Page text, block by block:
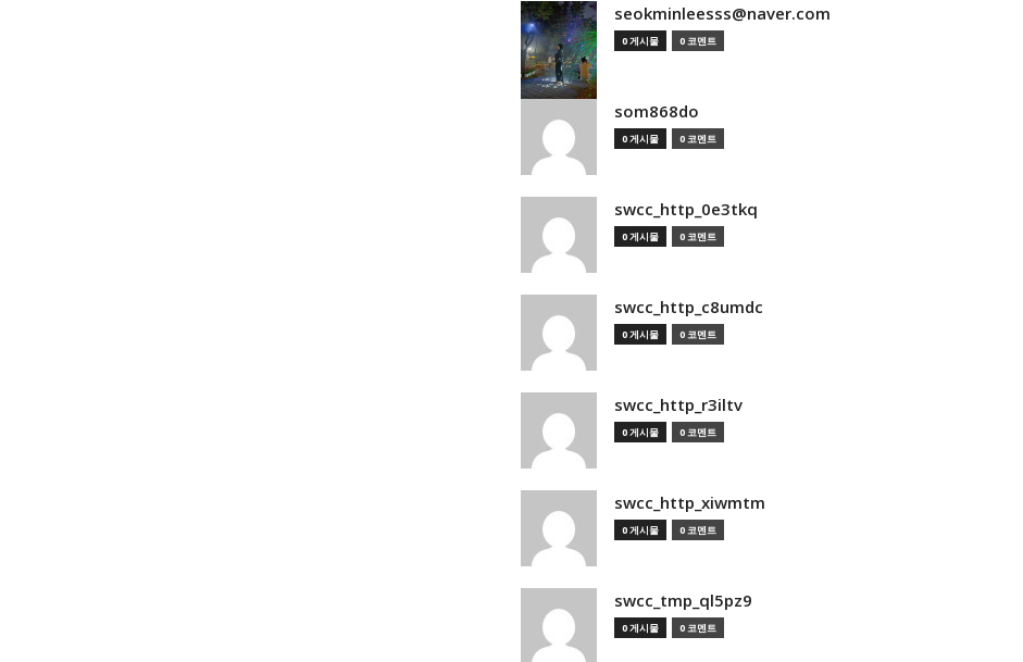
seokminleesss@naver.com
0 게시물 0 코멘트
som868do
0 게시물 0 코멘트
swcc_http_0e3tkq
0 게시물 0 코멘트
swcc_http_c8umdc
0 게시물 0 코멘트
swcc_http_r3iltv
0 게시물 0 코멘트
swcc_http_xiwmtm
0 게시물 0 코멘트
swcc_tmp_ql5pz9
0 게시물 0 코멘트